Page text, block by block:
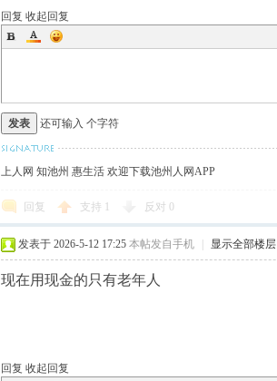
回复 收起回复
发表 还可输入 个字符
上人网 知池州 惠生活 欢迎下载池州人网APP
回复 支持 反对 0
发表于 2026-5-12 17:25 本帖发自手机 显示全部楼层
现在用现金的只有老年人
回复 收起回复